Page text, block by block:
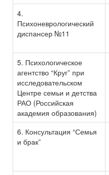
4.
Психоневрологический
диспансер №11
5. Психологическое
агентство “Круг” при
исследовательском
Центре семьи и детства
РАО (Российская
академия образования)
6. Консультация “Семья
и брак”